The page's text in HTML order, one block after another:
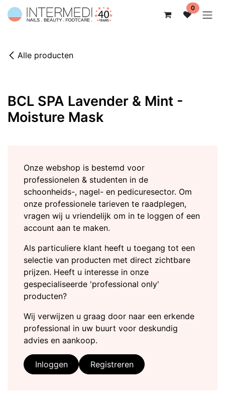
Overslaan naar inhoud 0
Alle producten
BCL SPA Lavender & Mint -
Moisture Mask
Onze webshop is bestemd voor
professionelen & studenten in de
schoonheids-, nagel- en pedicuresector. Om
onze professionele tarieven te raadplegen,
vragen wij u vriendelijk om in te loggen of een
account aan te maken.
Als particuliere klant heeft u toegang tot een
selectie van producten met direct zichtbare
prijzen. Heeft u interesse in onze
gespecialiseerde 'professional only'
producten?
Wij verwijzen u graag door naar een erkende
professional in uw buurt voor deskundig
advies en aankoop.
Inloggen Registreren